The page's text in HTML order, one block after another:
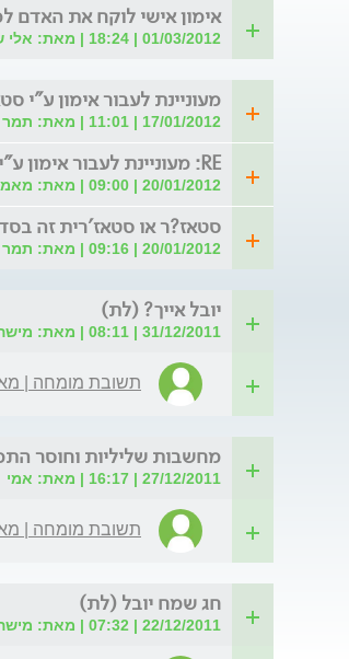
אימון אישי לוקח את האדם
01/03/2012 | 18:24 | מאת: אלי שרפשטיין
מעוניינת לעבור אימון ע"י
17/01/2012 | 11:01 | מאת: תמר
RE: מעוניינת לעבור אימון ע"י סטאז'ר/ית בחינם היי ת
20/01/2012 | 09:00 | מאת: מאמנת
סטאז?ר או סטאז'רית זה
20/01/2012 | 09:16 | מאת: תמר
יובל אייך? (לת)
31/12/2011 | 08:11 | מאת: מישהי שכתבה ב2007
תשובת מומחה |
מחשבות שליליות וחוסר
27/12/2011 | 16:17 | מאת: אמי
תשובת מומחה |
חג שמח יובל (לת)
22/12/2011 | 07:32 | מאת: מישהי שכתבה ב2007